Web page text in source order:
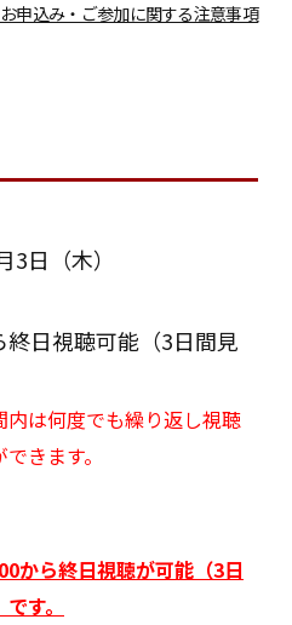
申込み・ご参加に関する注意事項
3日（木）
終日視聴可能（3日間見
は何度でも繰り返し視聴
きます。
から終日視聴が可能（3日
す。